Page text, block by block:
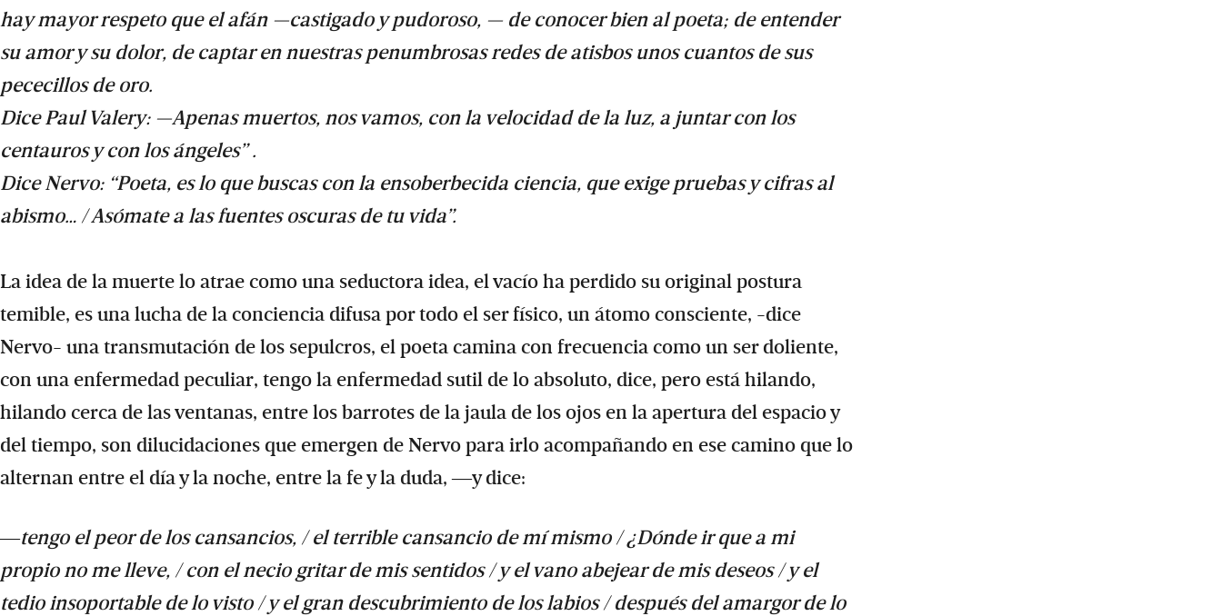
hay mayor respeto que el afán —castigado y pudoroso, — de conocer bien al poeta; de entender
su amor y su dolor, de captar en nuestras penumbrosas redes de atisbos unos cuantos de sus
pececillos de oro.
Dice Paul Valery: —Apenas muertos, nos vamos, con la velocidad de la luz, a juntar con los
centauros y con los ángeles” .
Dice Nervo: “Poeta, es lo que buscas con la ensoberbecida ciencia, que exige pruebas y cifras al
abismo… / Asómate a las fuentes oscuras de tu vida”.
La idea de la muerte lo atrae como una seductora idea, el vacío ha perdido su original postura
temible, es una lucha de la conciencia difusa por todo el ser físico, un átomo consciente, -dice
Nervo- una transmutación de los sepulcros, el poeta camina con frecuencia como un ser doliente,
con una enfermedad peculiar, tengo la enfermedad sutil de lo absoluto, dice, pero está hilando,
hilando cerca de las ventanas, entre los barrotes de la jaula de los ojos en la apertura del espacio y
del tiempo, son dilucidaciones que emergen de Nervo para irlo acompañando en ese camino que lo
alternan entre el día y la noche, entre la fe y la duda, ―y dice:
―tengo el peor de los cansancios, / el terrible cansancio de mí mismo / ¿Dónde ir que a mi
propio no me lleve, / con el necio gritar de mis sentidos / y el vano abejear de mis deseos / y el
tedio insoportable de lo visto / y el gran descubrimiento de los labios / después del amargor de lo